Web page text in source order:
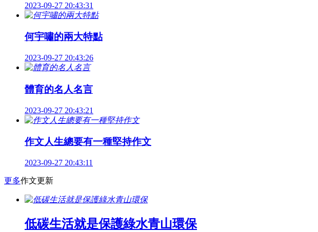
2023-09-27 20:43:31
何宇嘯的兩大特點
2023-09-27 20:43:26
體育的名人名言
2023-09-27 20:43:21
作文人生總要有一種堅持作文
2023-09-27 20:43:11
更多作文更新
低碳生活就是保護綠水青山環保